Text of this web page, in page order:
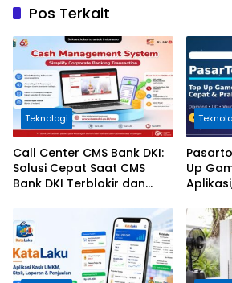
Pos Terkait
Teknologi
Call Center CMS Bank DKI:
Solusi Cepat Saat CMS
Bank DKI Terblokir dan
Up